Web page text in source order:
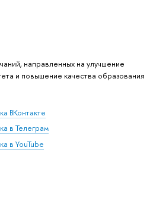
направленных на улучшение
и повышение качества образования
ВКонтакте
в Телеграм
в YouTube